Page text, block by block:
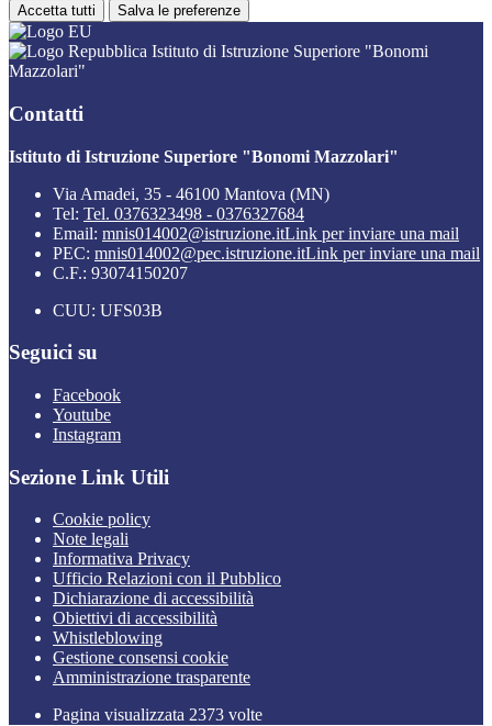
Accetta tutti Salva le preferenze
Istituto di Istruzione Superiore "Bonomi
Mazzolari"
Contatti
Istituto di Istruzione Superiore "Bonomi Mazzolari"
Via Amadei, 35 - 46100 Mantova (MN)
Tel: Tel. 0376323498 - 0376327684
Email: mnis014002@istruzione.itLink per inviare una mail
PEC: mnis014002@pec.istruzione.itLink per inviare una mail
C.F.: 93074150207
CUU: UFS03B
Seguici su
Facebook
Youtube
Instagram
Sezione Link Utili
Cookie policy
Note legali
Informativa Privacy
Ufficio Relazioni con il Pubblico
Dichiarazione di accessibilità
Obiettivi di accessibilità
Whistleblowing
Gestione consensi cookie
Amministrazione trasparente
Pagina visualizzata 2373 volte